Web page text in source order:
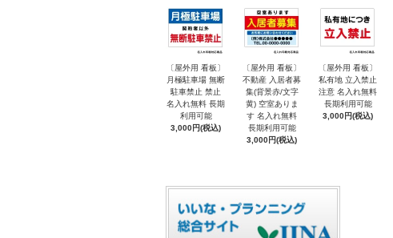
〔屋外用 看板〕
月極駐車場 無断
駐車禁止 禁止
名入れ無料 長期
利用可能
3,000円(税込)
〔屋外用 看板〕
不動産 入居者募
集(背景赤/文字
黄) 空室ありま
す 名入れ無料
長期利用可能
3,000円(税込)
〔屋外用 看板〕
私有地 立入禁止
注意 名入れ無料
長期利用可能
3,000円(税込)